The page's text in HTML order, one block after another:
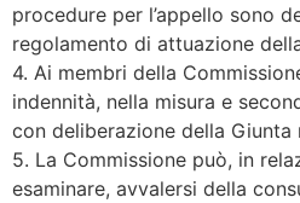
procedure per l’appello sono
regolamento di attuazione
4. Ai membri della
indennità, nella misura e
con deliberazione della Giunta
5. La Commissione può, in
esaminare, avvalersi della